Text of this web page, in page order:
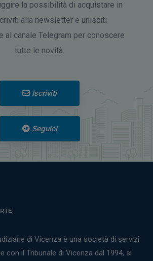
la possibilità di acquistare in
alla newsletter e unisciti
al canale Telegram per conoscere
tutte le novità.
Iscriviti
Seguici
di Vicenza è una società di servizi
con il Tribunale di Vicenza dal 1994, si